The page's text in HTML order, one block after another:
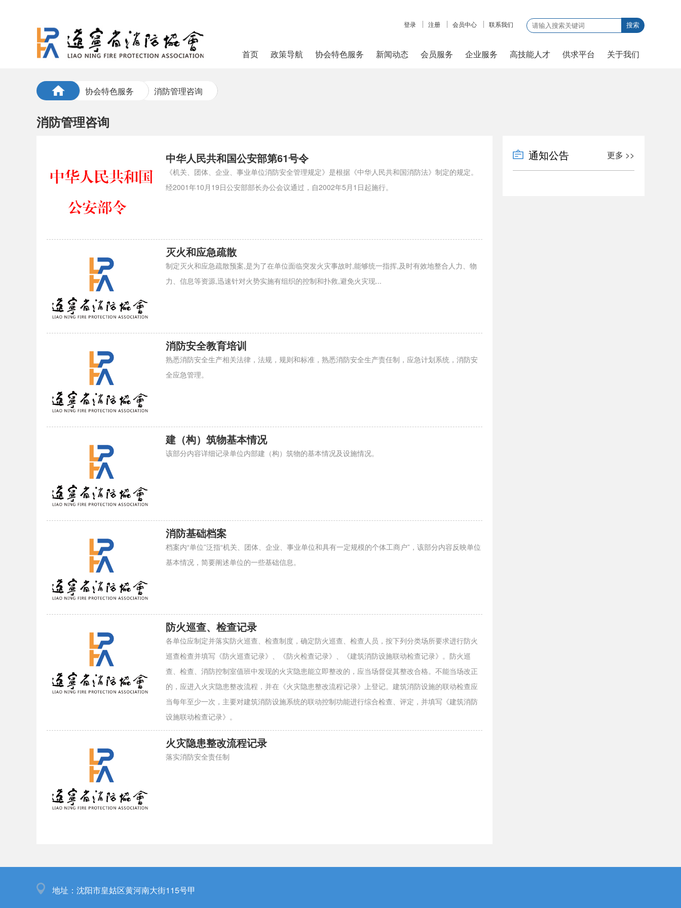
搜索
登录 注册 会员中心 联系我们
首页 政策导航 协会特色服务 新闻动态 会员服务 企业服务 高技能人才 供求平台 关于我们
协会特色服务 消防管理咨询
消防管理咨询
中华人民共和国公安部第61号令
《机关、团体、企业、事业单位消防安全管理规定》是根据《中华人民共和国消防法》制定的规定。
经2001年10月19日公安部部长办公会议通过，自2002年5月1日起施行。
灭火和应急疏散
制定灭火和应急疏散预案,是为了在单位面临突发火灾事故时,能够统一指挥,及时有效地整合人力、物
力、信息等资源,迅速针对火势实施有组织的控制和扑救,避免火灾现...
消防安全教育培训
熟悉消防安全生产相关法律，法规，规则和标准，熟悉消防安全生产责任制，应急计划系统，消防安
全应急管理。
建（构）筑物基本情况
该部分内容详细记录单位内部建（构）筑物的基本情况及设施情况。
消防基础档案
档案内“单位”泛指“机关、团体、企业、事业单位和具有一定规模的个体工商户”，该部分内容反映单位
基本情况，简要阐述单位的一些基础信息。
防火巡查、检查记录
各单位应制定并落实防火巡查、检查制度，确定防火巡查、检查人员，按下列分类场所要求进行防火
巡查检查并填写《防火巡查记录》、《防火检查记录》、《建筑消防设施联动检查记录》。防火巡
查、检查、消防控制室值班中发现的火灾隐患能立即整改的，应当场督促其整改合格。不能当场改正
的，应进入火灾隐患整改流程，并在《火灾隐患整改流程记录》上登记。建筑消防设施的联动检查应
当每年至少一次，主要对建筑消防设施系统的联动控制功能进行综合检查、评定，并填写《建筑消防
设施联动检查记录》。
火灾隐患整改流程记录
落实消防安全责任制
通知公告 更多 >>
地址：沈阳市皇姑区黄河南大街115号甲